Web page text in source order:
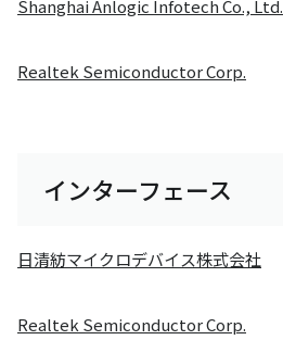
Shanghai Anlogic Infotech Co., Ltd.
Realtek Semiconductor Corp.
インターフェース
日清紡マイクロデバイス株式会社
Realtek Semiconductor Corp.